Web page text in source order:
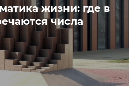
жизни: где в
числа